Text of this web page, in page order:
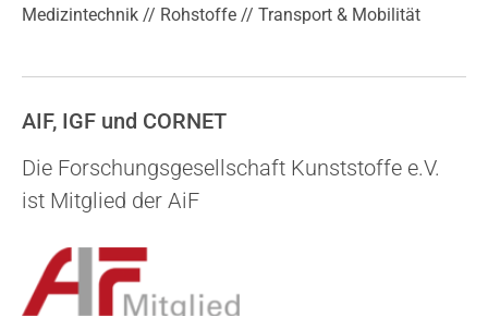
Medizintechnik // Rohstoffe // Transport & Mobilität
AIF, IGF und CORNET
Die Forschungsgesellschaft Kunststoffe e.V.
ist Mitglied der AiF